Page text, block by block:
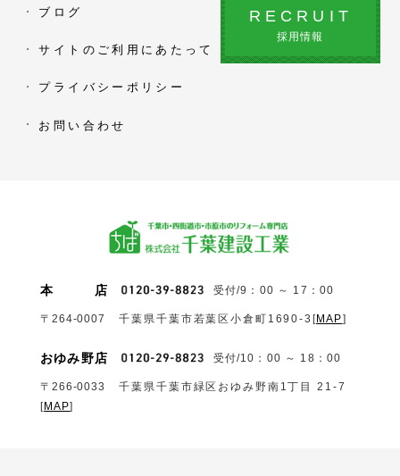
ブログ
サイトのご利用にあたって
プライバシーポリシー
お問い合わせ
RECRUIT
採用情報
本 店 受付/9：00 ～ 17：00
〒264-0007 千葉県千葉市若葉区小倉町1690‐3 [MAP]
おゆみ野店 受付/10：00 ～ 18：00
〒266-0033
千葉県千葉市緑区おゆみ野南1丁目 21-7
[MAP]